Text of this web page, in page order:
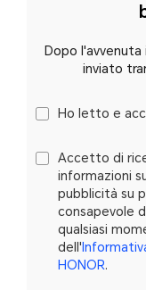
Dopo
inviato
Ho letto e
Accetto di
informazioni
pubblicità su
consapevole
qualsiasi
dell'
HONOR.